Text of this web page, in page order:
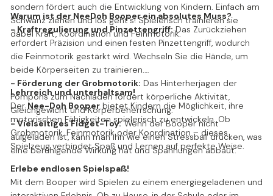
sondern fördert auch die Entwicklung von Kindern. Einfach am
Schwanz ziehen und los geht's! Spielerisch trainieren sie
dabei Kraft, Koordination und Feinmotorik.
Warum ist der NeeDoh Booper ein absolutes Muss?
- Kraftregulierung und Pinzettengriff: Das Zurückziehen
erfordert Präzision und einen festen Pinzettengriff, wodurch
die Feinmotorik gestärkt wird. Wechseln Sie die Hände, um
beide Körperseiten zu trainieren.
- Förderung der Grobmotorik: Das Hinterherjagen der
Pompons zum Nachladen fördert körperliche Aktivität,
Gleichgewicht und Körperbeherrschung.
- Vielseitiges Fidget-Toy: Wenn der Booper nicht
aufgeladen ist, kann man ihn wie einen Stressball drücken, was
eine beruhigende Wirkung hat und Spannungen abbaut.
Lehrreich und unterhaltsam!
DerNee-Doh Booper bietet Kindern die Möglichkeit, ihre
motorischen Fähigkeiten spielerisch zu entwickeln. Ob
Grobmotorik, Feinmotorik oder Koordination – dieses
Spielzeug verbindet Spaß und Lernen auf perfekte Weise.
Erlebe endlosen Spielspaß!
Mit dem Booper wird Spielen zu einem energiegeladenen und